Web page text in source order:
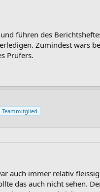
und führen des
Zumindest wars
Prüfers.
Teammitglied
auch immer relativ
das auch nicht sehen.